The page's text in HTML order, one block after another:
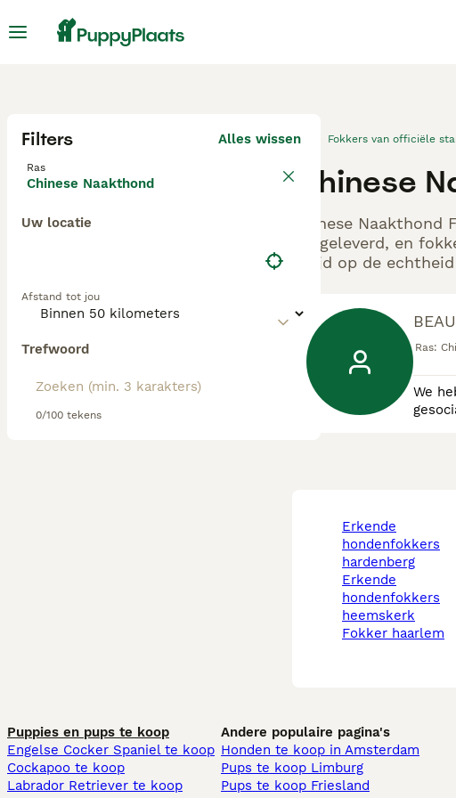
Filters Alles wissen
Ras
Chinese Naakthond
Uw locatie
Afstand tot jou
Trefwoord
0/100 tekens
Fokkers van officiële
Chinese
Chinese
aangeleverd, en
altijd op de
Ras:
We
erkende
hondenfokkers
hardenberg
erkende
hondenfokkers
heemskerk
fokker haarlem
Puppies en pups te koop
Engelse Cocker Spaniel te koop
Cockapoo te koop
Labrador Retriever te koop
Andere populaire pagina's
Honden te koop in Amsterdam
Pups te koop Limburg​
Pups te koop Friesland​